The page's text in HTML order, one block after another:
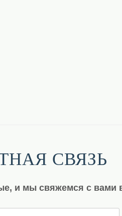
СВЯЗЬ
и мы свяжемся с вами